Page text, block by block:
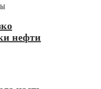
нефти